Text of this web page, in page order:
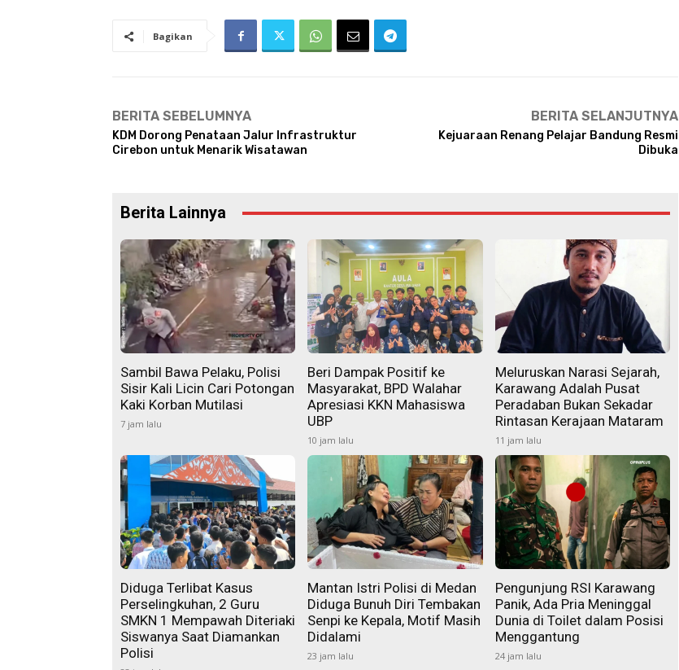
Bagikan
BERITA SEBELUMNYA
KDM Dorong Penataan Jalur Infrastruktur
Cirebon untuk Menarik Wisatawan
BERITA SELANJUTNYA
Kejuaraan Renang Pelajar Bandung Resmi
Dibuka
Berita Lainnya
Sambil Bawa Pelaku, Polisi
Sisir Kali Licin Cari Potongan
Kaki Korban Mutilasi
7 jam lalu
Beri Dampak Positif ke
Masyarakat, BPD Walahar
Apresiasi KKN Mahasiswa
UBP
10 jam lalu
Meluruskan Narasi Sejarah,
Karawang Adalah Pusat
Peradaban Bukan Sekadar
Rintasan Kerajaan Mataram
11 jam lalu
Diduga Terlibat Kasus
Perselingkuhan, 2 Guru
SMKN 1 Mempawah Diteriaki
Siswanya Saat Diamankan
Polisi
Mantan Istri Polisi di Medan
Diduga Bunuh Diri Tembakan
Senpi ke Kepala, Motif Masih
Didalami
23 jam lalu
Pengunjung RSI Karawang
Panik, Ada Pria Meninggal
Dunia di Toilet dalam Posisi
Menggantung
24 jam lalu